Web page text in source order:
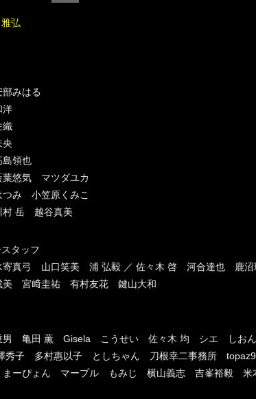
弘
みはる
洋
織
央
島領也
葉悠気 マツダユカ
つみ 小笠原くみこ
村 岳 越谷真美
タッフ
寄真弓 山口笑美 浦 弘毅 ／ 佐々木 啓 河合達也 鹿
美 宮﨑圭祐 有村友花 鍵山大和
男 亀田 薫 Gisela こうせい 佐々木 均 シエ しお
秀子 多村惠以子 としちゃん 刀根幸二事務所
ーぴょん マープル もみじ 横山義志 吉峯裕毅 米